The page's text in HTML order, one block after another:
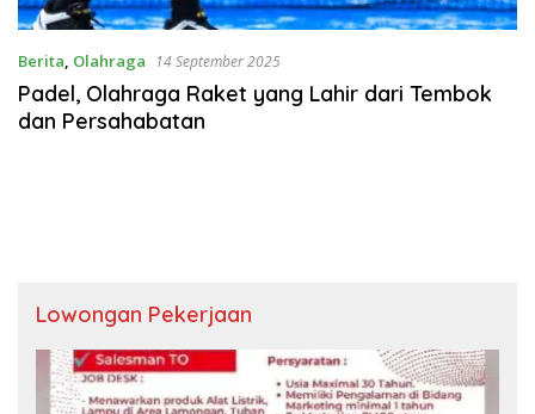
Berita, Olahraga 14 September 2025
Padel, Olahraga Raket yang Lahir dari Tembok
dan Persahabatan
Lowongan Pekerjaan